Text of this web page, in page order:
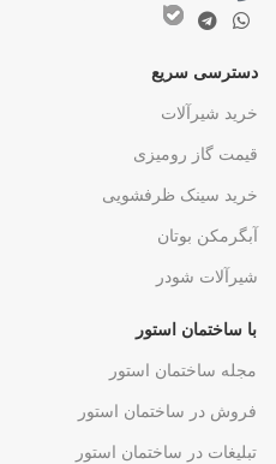
دسترسی سریع
خرید شیرآلات
قیمت گاز رومیزی
خرید سینک ظرفشویی
آبگرمکن بوتان
شیرآلات شودر
با ساختمان استور
مجله ساختمان استور
فروش در ساختمان استور
تبلیغات در ساختمان استور